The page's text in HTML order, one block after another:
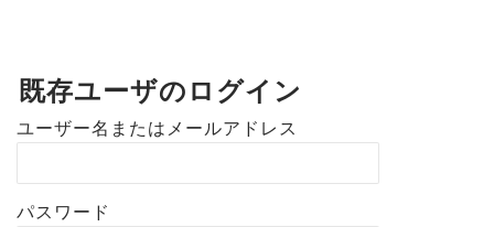
既存ユーザのログイン
ユーザー名またはメールアドレス
パスワード